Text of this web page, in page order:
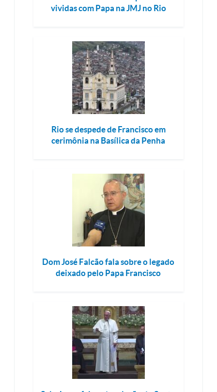
vividas com Papa na JMJ no Rio
Rio se despede de Francisco em
cerimônia na Basílica da Penha
Dom José Falcão fala sobre o legado
deixado pelo Papa Francisco